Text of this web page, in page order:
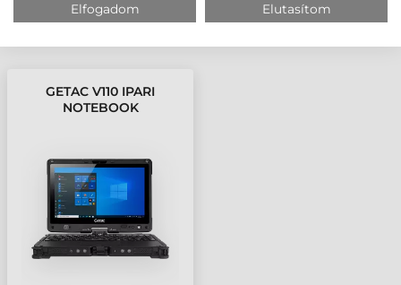
GETAC V110 IPARI
NOTEBOOK
Elfogadom Elutasítom